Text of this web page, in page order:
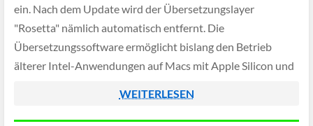
ein. Nach dem Update wird der Übersetzungslayer
"Rosetta" nämlich automatisch entfernt. Die
Übersetzungssoftware ermöglicht bislang den Betrieb
älterer Intel-Anwendungen auf Macs mit Apple Silicon und
WEITERLESEN